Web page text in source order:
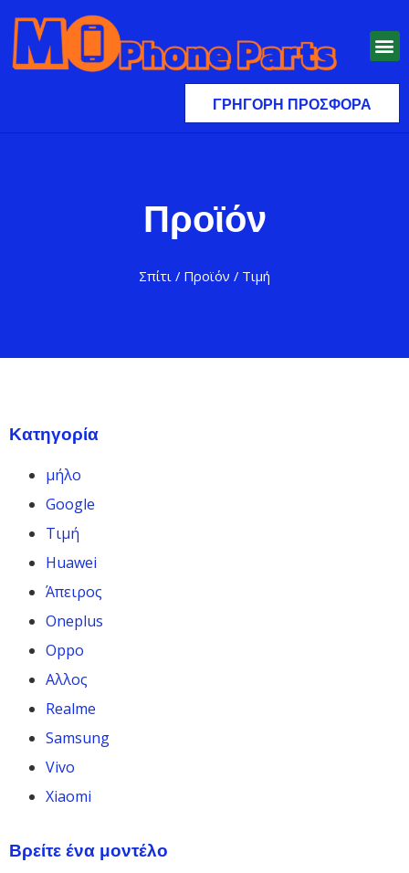
ΓΡΉΓΟΡΗ ΠΡΟΣΦΟΡΆ
Προϊόν
Σπίτι / Προϊόν / Τιμή
Κατηγορία
μήλο
Google
Τιμή
Huawei
Άπειρος
Oneplus
Oppo
Αλλος
Realme
Samsung
Vivo
Xiaomi
Βρείτε ένα μοντέλο